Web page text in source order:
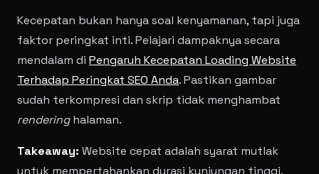
Kecepatan bukan hanya soal kenyamanan, tapi juga
faktor peringkat inti. Pelajari dampaknya secara
mendalam di Pengaruh Kecepatan Loading Website
Terhadap Peringkat SEO Anda. Pastikan gambar
sudah terkompresi dan skrip tidak menghambat
renderinghalaman.
Takeaway: Website cepat adalah syarat mutlak
untuk mempertahankan durasi kunjungan tinggi.